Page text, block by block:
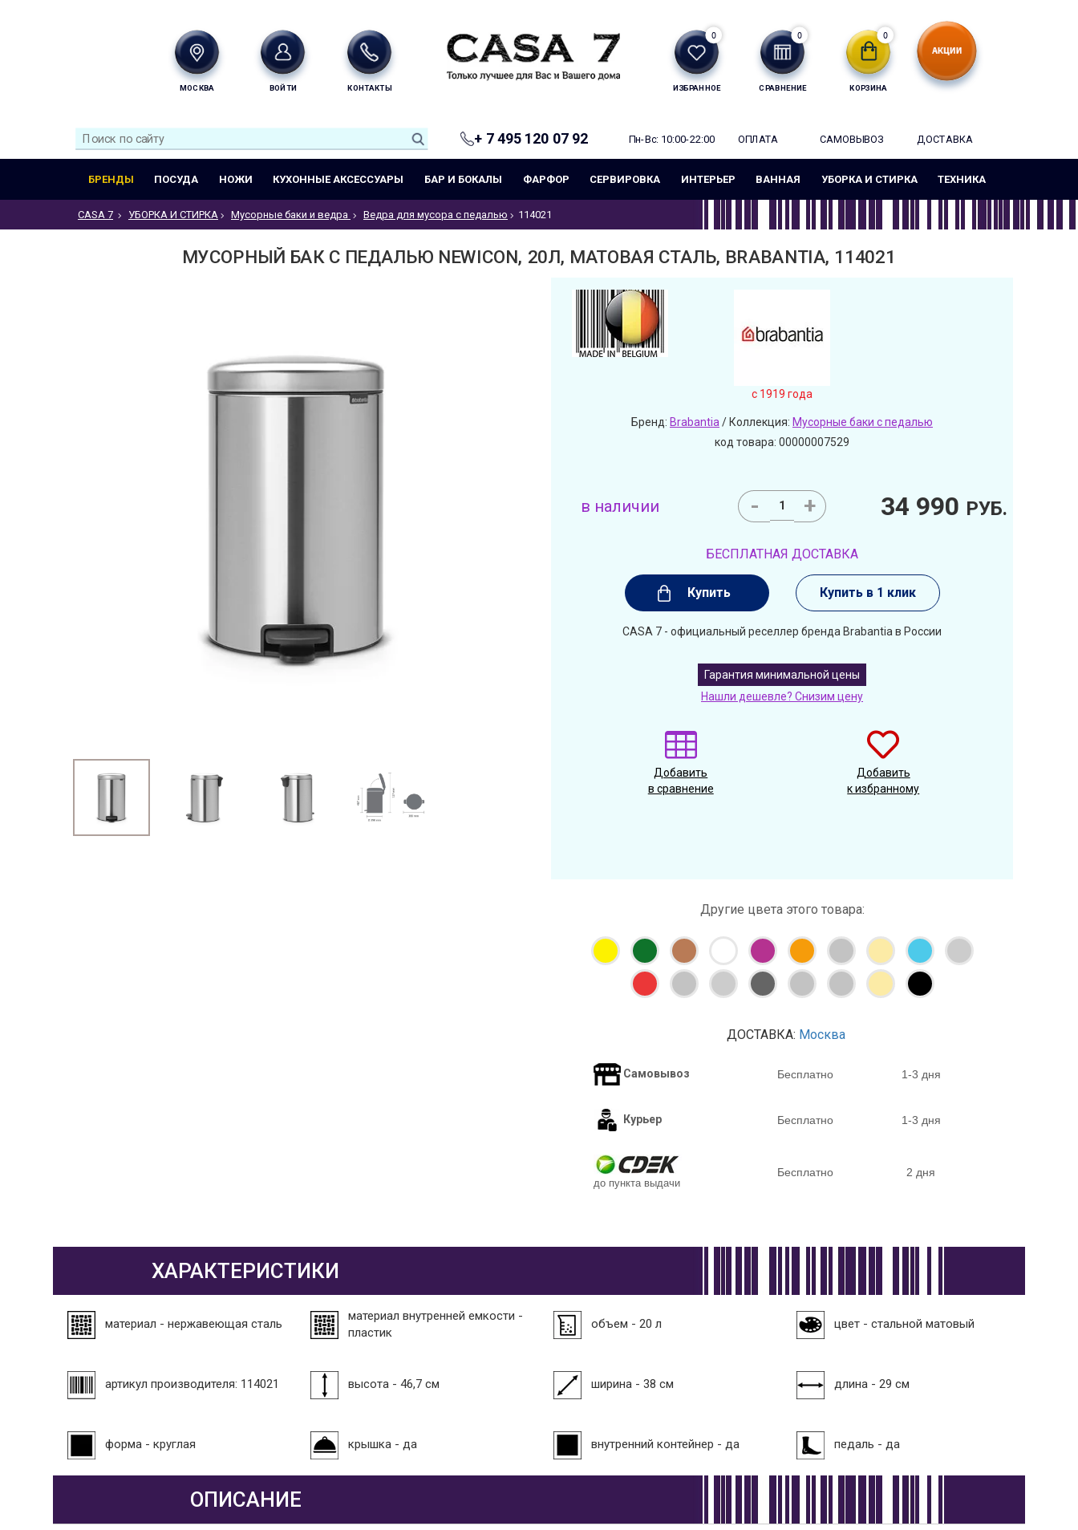
МОСКВА ВОЙТИ КОНТАКТЫ ИЗБРАННОЕ
0
СРАВНЕНИЕ
0
КОРЗИНА
0
+ 7 495 120 07 92 Пн-Вс: 10:00-22:00 ОПЛАТА САМОВЫВОЗ ДОСТАВКА
БРЕНДЫ ПОСУДА НОЖИ КУХОННЫЕ АКСЕССУАРЫ БАР И БОКАЛЫ ФАРФОР СЕРВИРОВКА ИНТЕРЬЕР ВАННАЯ УБОРКА И СТИРКА ТЕХНИКА
CASA 7 УБОРКА И СТИРКА Мусорные баки и ведра Ведра для мусора с педалью 114021
МУСОРНЫЙ БАК С ПЕДАЛЬЮ NEWICON, 20Л, МАТОВАЯ СТАЛЬ, BRABANTIA, 114021
c 1919 года
Бренд: Brabantia / Коллекция: Мусорные баки с педалью
код товара: 00000007529
в наличии - + 34 990 РУБ.
БЕСПЛАТНАЯ ДОСТАВКА
Купить Купить в 1 клик
CASA 7 - официальный реселлер бренда Brabantia в России
Гарантия минимальной цены
Нашли дешевле? Снизим цену
Добавить
в сравнение
Добавить
к избранному
Другие цвета этого товара:
ДОСТАВКА: Москва
Самовывоз Бесплатно 1-3 дня
Курьер Бесплатно 1-3 дня
до пункта выдачи
Бесплатно 2 дня
ХАРАКТЕРИСТИКИ
материал - нержавеющая сталь
материал внутренней емкости -
пластик
объем - 20 л цвет - стальной матовый
артикул производителя: 114021 высота - 46,7 см ширина - 38 см длина - 29 см
форма - круглая крышка - да внутренний контейнер - да педаль - да
ОПИСАНИЕ